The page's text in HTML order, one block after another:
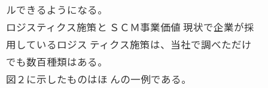
ルできるようになる。
ロジスティクス施策と ＳＣＭ事業価値 現状で企業が採
用しているロジス ティクス施策は、当社で調べただけ
でも数百種類はある。
図２に示したものはほ んの一例である。